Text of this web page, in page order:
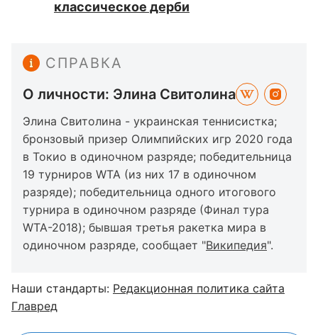
классическое дерби
СПРАВКА
О личности: Элина Свитолина
Элина Свитолина - украинская теннисистка;
бронзовый призер Олимпийских игр 2020 года
в Токио в одиночном разряде; победительница
19 турниров WTA (из них 17 в одиночном
разряде); победительница одного итогового
турнира в одиночном разряде (Финал тура
WTA-2018); бывшая третья ракетка мира в
одиночном разряде, сообщает "Википедия".
Наши стандарты: Редакционная политика сайта
Главред